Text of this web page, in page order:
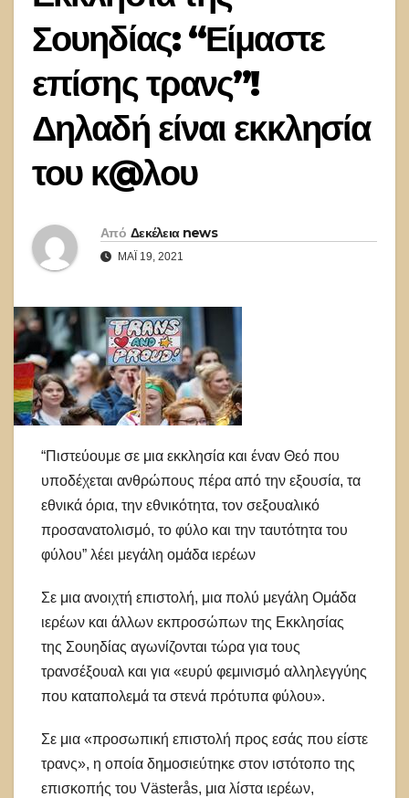
Σουηδίας: “Είμαστε
επίσης τρανς”!
Δηλαδή είναι εκκλησία
του κ@λου
Από Δεκέλεια news
ΜΆΙ 19, 2021
“Πιστεύουμε σε μια εκκλησία και έναν Θεό που
υποδέχεται ανθρώπους πέρα ​​από την εξουσία, τα
εθνικά όρια, την εθνικότητα, τον σεξουαλικό
προσανατολισμό, το φύλο και την ταυτότητα του
φύλου” λέει μεγάλη ομάδα ιερέων
Σε μια ανοιχτή επιστολή, μια πολύ μεγάλη Ομάδα
ιερέων και άλλων εκπροσώπων της Εκκλησίας
της Σουηδίας αγωνίζονται τώρα για τους
τρανσέξουαλ και για «ευρύ φεμινισμό αλληλεγγύης
που καταπολεμά τα στενά πρότυπα φύλου».
Σε μια «προσωπική επιστολή προς εσάς που είστε
τρανς», η οποία δημοσιεύτηκε στον ιστότοπο της
επισκοπής του Västerås, μια λίστα ιερέων,